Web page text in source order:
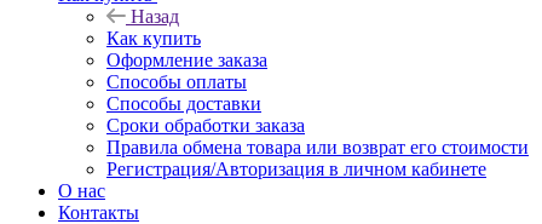
Назад
Как купить
Оформление заказа
Способы оплаты
Способы доставки
Сроки обработки заказа
Правила обмена товара или возврат его стоимости
Регистрация/Авторизация в личном кабинете
О нас
Контакты